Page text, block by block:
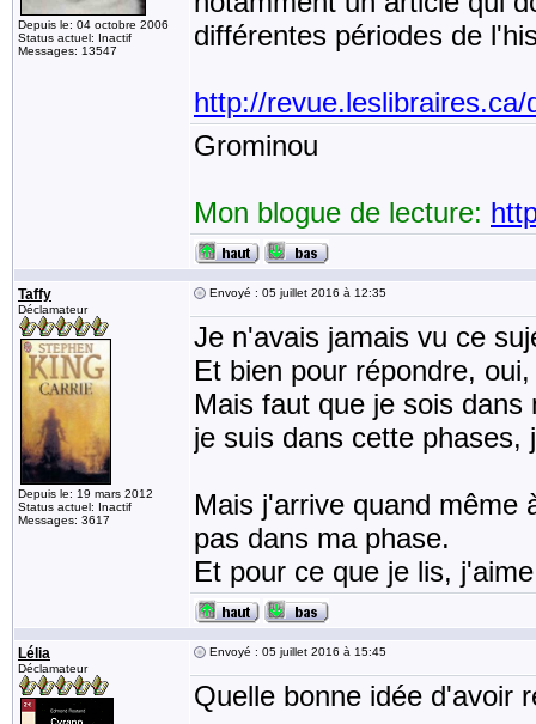
Depuis le: 04 octobre 2006
Status actuel: Inactif
Messages: 13547
différentes périodes de
http://
Grominou
Mon blogue de lecture:
Taffy
Déclamateur
Depuis le: 19 mars 2012
Status actuel: Inactif
Messages: 3617
Envoyé : 05 juillet 2016 à 12:35
Je n'avais jamais vu ce
Et bien pour répondre,
Mais faut que je sois
je suis dans cette phases,
Mais j'arrive quand même
pas dans ma phase.
Et pour ce que je lis,
Lélia
Déclamateur
Envoyé : 05 juillet 2016 à 15:45
Quelle bonne idée d'avoir